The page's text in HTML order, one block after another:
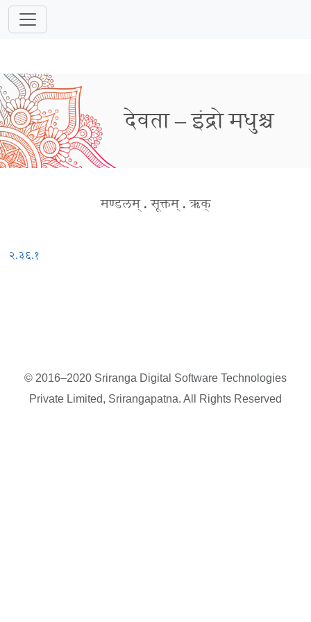
देवता – इंद्रो मधुश्च
मण्डलम् . सूक्तम् . ऋक्
२.३६.१
© 2016–2020 Sriranga Digital Software Technologies
Private Limited, Srirangapatna. All Rights Reserved